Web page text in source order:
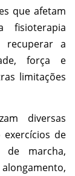
que afetam
recuperar a
força e
limitações
diversas
de
de marcha,